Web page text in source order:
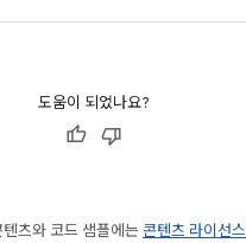
도움이 되었나요?
츠와 코드 샘플에는 콘텐츠 라이선스